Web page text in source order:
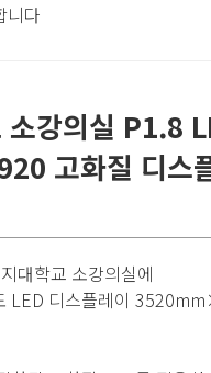
니다
소강의실 P1.8
고화질 디스
대학교 소강의실에
LED 디스플레이